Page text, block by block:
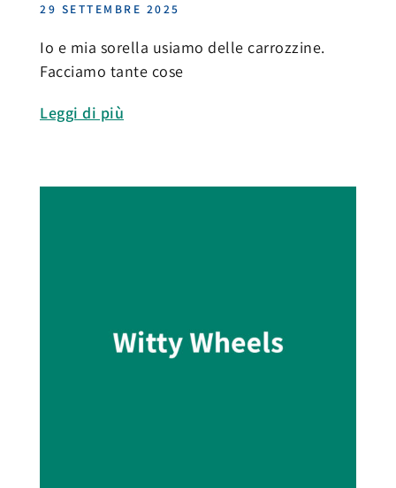
29 SETTEMBRE 2025
Io e mia sorella usiamo delle carrozzine.
Facciamo tante cose
Leggi di più